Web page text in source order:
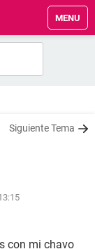
MENU
Siguiente Tema
con mi chavo